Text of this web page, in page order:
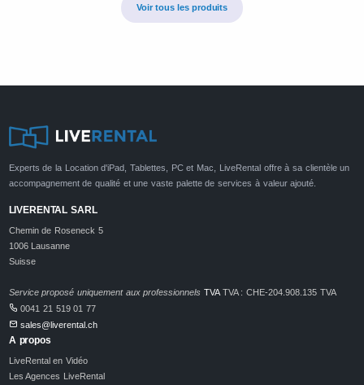
Voir tous les produits
Experts de la Location d'iPad, Tablettes, PC et Mac, LiveRental offre à sa clientèle un
accompagnement de qualité et une vaste palette de services à valeur ajouté.
LIVERENTAL SARL
Chemin de Roseneck 5
1006 Lausanne
Suisse
Service proposé uniquement aux professionnels TVATVA : CHE-204.908.135 TVA
0041 21 519 01 77
sales@liverental.ch
A propos
LiveRental en Vidéo
Les Agences LiveRental